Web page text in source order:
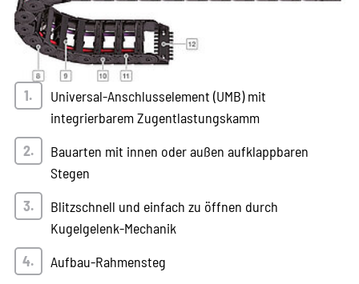
Universal-Anschlusselement (UMB) mit
integrierbarem Zugentlastungskamm
Bauarten mit innen oder außen aufklappbaren
Stegen
Blitzschnell und einfach zu öffnen durch
Kugelgelenk-Mechanik
Aufbau-Rahmensteg